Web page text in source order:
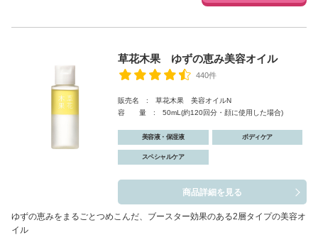
草花木果 ゆずの恵み美容オイル
440件
販売名 : 草花木果 美容オイルN
容 量 : 50mL(約120回分・顔に使用した場合)
美容液・保湿液 ボディケア
スペシャルケア
商品詳細を見る
ゆずの恵みをまるごとつめこんだ、ブースター効果のある2層タイプの美容オ
イル